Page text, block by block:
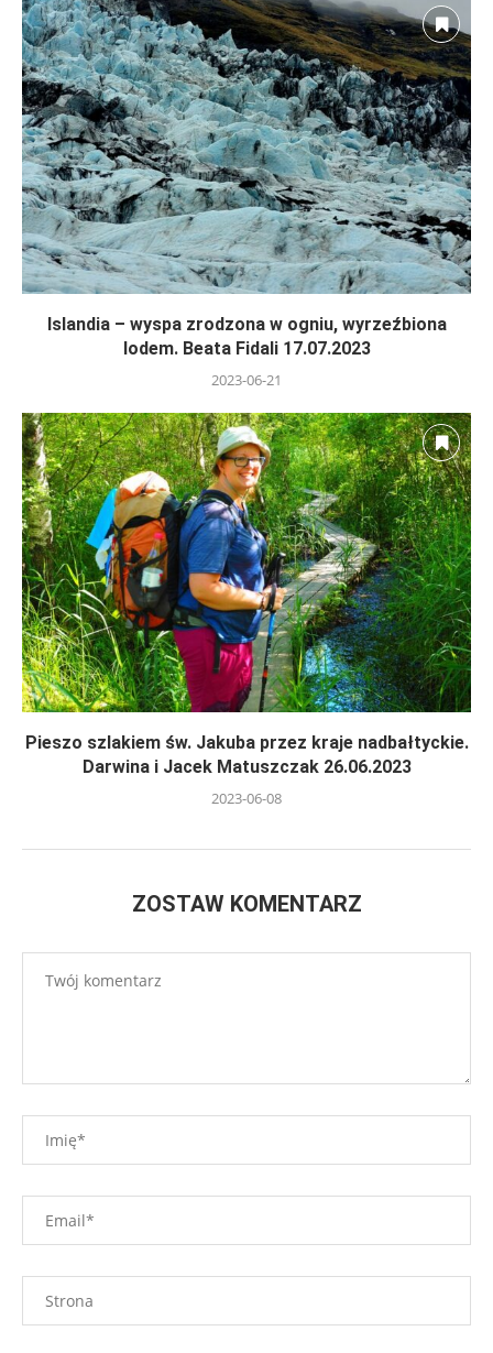
Islandia – wyspa zrodzona w ogniu, wyrzeźbiona
lodem. Beata Fidali 17.07.2023
2023-06-21
Pieszo szlakiem św. Jakuba przez kraje nadbałtyckie.
Darwina i Jacek Matuszczak 26.06.2023
2023-06-08
ZOSTAW KOMENTARZ